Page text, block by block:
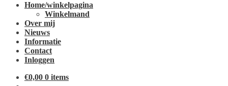
Home/winkelpagina
Winkelmand
Over mij
Nieuws
Informatie
Contact
Inloggen
€0,00 0 items